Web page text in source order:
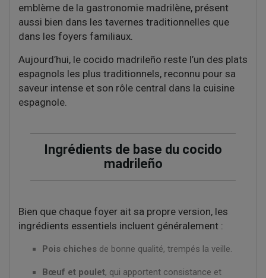
emblème de la gastronomie madrilène, présent
aussi bien dans les tavernes traditionnelles que
dans les foyers familiaux.
Aujourd’hui, le cocido madrileño reste l’un des plats
espagnols les plus traditionnels, reconnu pour sa
saveur intense et son rôle central dans la cuisine
espagnole.
Ingrédients de base du cocido
madrileño
Bien que chaque foyer ait sa propre version, les
ingrédients essentiels incluent généralement :
Pois chiches de bonne qualité, trempés la veille.
Bœuf et poulet, qui apportent consistance et